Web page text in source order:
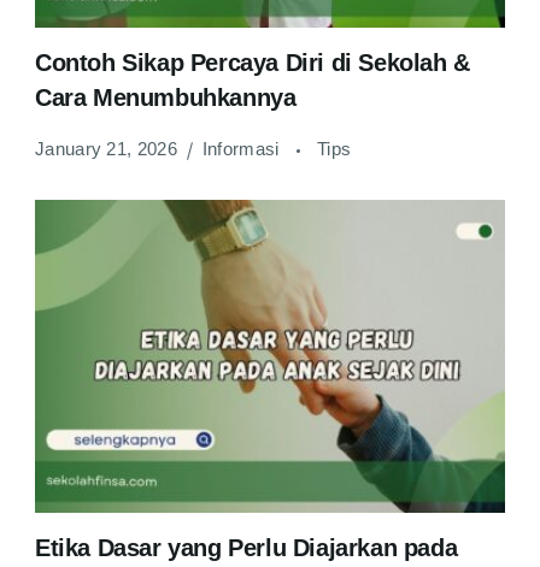
Contoh Sikap Percaya Diri di Sekolah &
Cara Menumbuhkannya
January 21, 2026 Informasi Tips
Etika Dasar yang Perlu Diajarkan pada